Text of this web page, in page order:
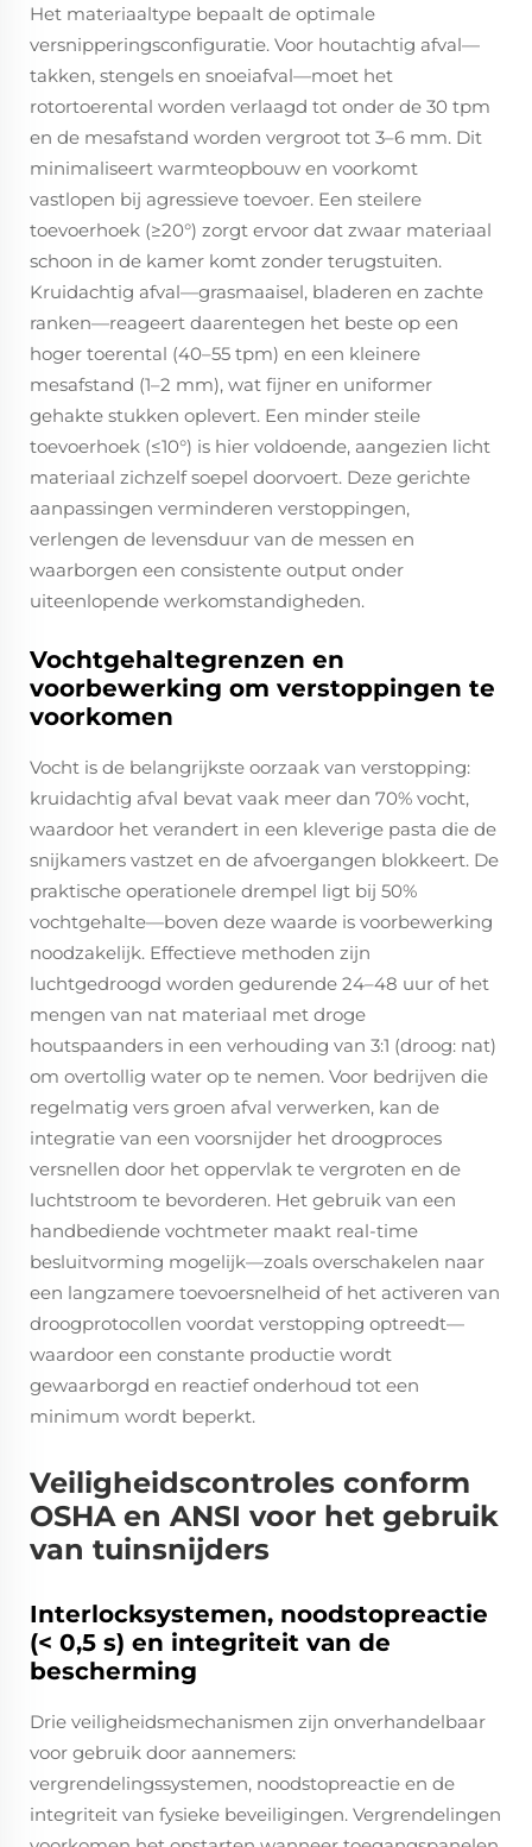
Het materiaaltype bepaalt de optimale
versnipperingsconfiguratie. Voor houtachtig afval—
takken, stengels en snoeiafval—moet het
rotortoerental worden verlaagd tot onder de 30 tpm
en de mesafstand worden vergroot tot 3–6 mm. Dit
minimaliseert warmteopbouw en voorkomt
vastlopen bij agressieve toevoer. Een steilere
toevoerhoek (≥20°) zorgt ervoor dat zwaar materiaal
schoon in de kamer komt zonder terugstuiten.
Kruidachtig afval—grasmaaisel, bladeren en zachte
ranken—reageert daarentegen het beste op een
hoger toerental (40–55 tpm) en een kleinere
mesafstand (1–2 mm), wat fijner en uniformer
gehakte stukken oplevert. Een minder steile
toevoerhoek (≤10°) is hier voldoende, aangezien licht
materiaal zichzelf soepel doorvoert. Deze gerichte
aanpassingen verminderen verstoppingen,
verlengen de levensduur van de messen en
waarborgen een consistente output onder
uiteenlopende werkomstandigheden.
Vochtgehaltegrenzen en
voorbewerking om verstoppingen te
voorkomen
Vocht is de belangrijkste oorzaak van verstopping:
kruidachtig afval bevat vaak meer dan 70% vocht,
waardoor het verandert in een kleverige pasta die de
snijkamers vastzet en de afvoergangen blokkeert. De
praktische operationele drempel ligt bij 50%
vochtgehalte—boven deze waarde is voorbewerking
noodzakelijk. Effectieve methoden zijn
luchtgedroogd worden gedurende 24–48 uur of het
mengen van nat materiaal met droge
houtspaanders in een verhouding van 3:1 (droog: nat)
om overtollig water op te nemen. Voor bedrijven die
regelmatig vers groen afval verwerken, kan de
integratie van een voorsnijder het droogproces
versnellen door het oppervlak te vergroten en de
luchtstroom te bevorderen. Het gebruik van een
handbediende vochtmeter maakt real-time
besluitvorming mogelijk—zoals overschakelen naar
een langzamere toevoersnelheid of het activeren van
droogprotocollen voordat verstopping optreedt—
waardoor een constante productie wordt
gewaarborgd en reactief onderhoud tot een
minimum wordt beperkt.
Veiligheidscontroles conform
OSHA en ANSI voor het gebruik
van tuinsnijders
Interlocksystemen, noodstopreactie
(< 0,5 s) en integriteit van de
bescherming
Drie veiligheidsmechanismen zijn onverhandelbaar
voor gebruik door aannemers:
vergrendelingssystemen, noodstopreactie en de
integriteit van fysieke beveiligingen. Vergrendelingen